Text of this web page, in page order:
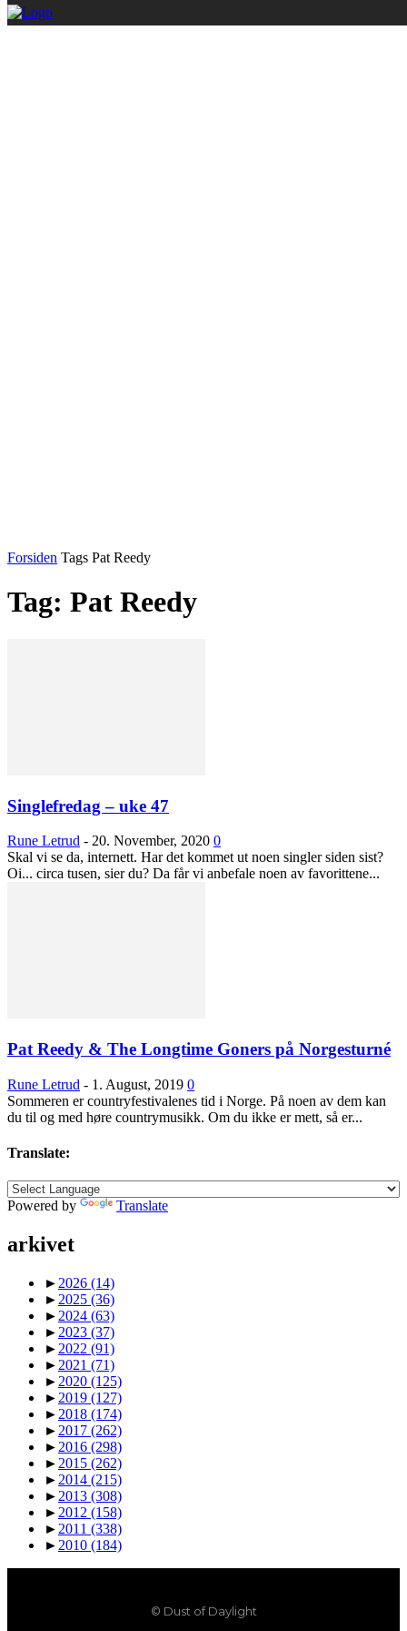
Forsiden Tags Pat Reedy
Tag: Pat Reedy
Singlefredag – uke 47
Rune Letrud - 20. November, 2020 0
Skal vi se da, internett. Har det kommet ut noen singler siden sist?
Oi... circa tusen, sier du? Da får vi anbefale noen av favorittene...
Pat Reedy & The Longtime Goners på Norgesturné
Rune Letrud - 1. August, 2019 0
Sommeren er countryfestivalenes tid i Norge. På noen av dem kan
du til og med høre countrymusikk. Om du ikke er mett, så er...
Translate:
Powered by Translate
arkivet
► 2026 (14)
► 2025 (36)
► 2024 (63)
► 2023 (37)
► 2022 (91)
► 2021 (71)
► 2020 (125)
► 2019 (127)
► 2018 (174)
► 2017 (262)
► 2016 (298)
► 2015 (262)
► 2014 (215)
► 2013 (308)
► 2012 (158)
► 2011 (338)
► 2010 (184)
© Dust of Daylight